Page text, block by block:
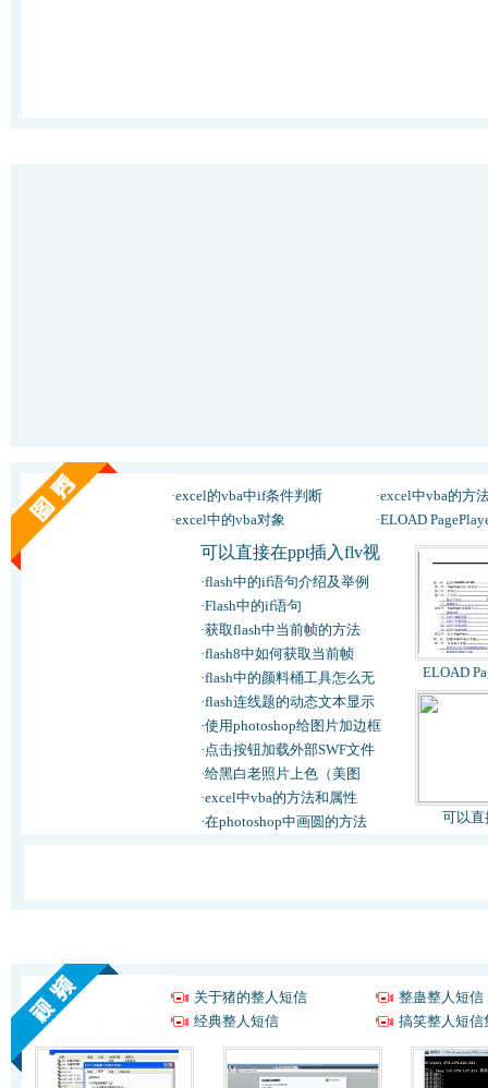
·excel的vba中if条件判断 ·excel中vba的方
·excel中的vba对象 ·ELOAD
可以直接在ppt插入flv视
·flash中的if语句介绍及举例
·Flash中的if语句
·获取flash中当前帧的方法
·flash8中如何获取当前帧
·flash中的颜料桶工具怎么无
·flash连线题的动态文本显示
·使用photoshop给图片加边框
·点击按钮加载外部SWF文件
·给黑白老照片上色（美图
·excel中vba的方法和属性
·在photoshop中画圆的方法
ELOAD
可以直
关于猪的整人短信
整蛊整人短信
经典整人短信
搞笑整人短信